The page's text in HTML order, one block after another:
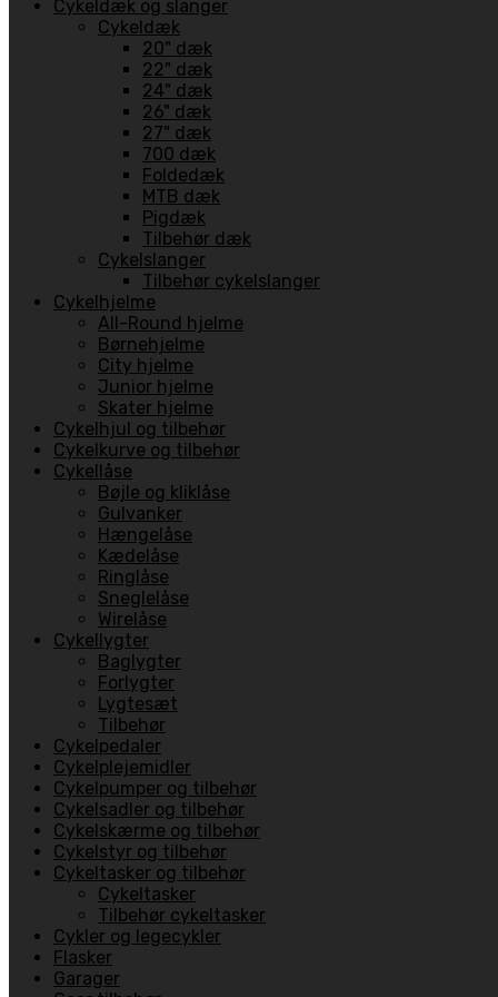
Cykeldæk og slanger
Cykeldæk
20" dæk
22" dæk
24" dæk
26" dæk
27" dæk
700 dæk
Foldedæk
MTB dæk
Pigdæk
Tilbehør dæk
Cykelslanger
Tilbehør cykelslanger
Cykelhjelme
All-Round hjelme
Børnehjelme
City hjelme
Junior hjelme
Skater hjelme
Cykelhjul og tilbehør
Cykelkurve og tilbehør
Cykellåse
Bøjle og kliklåse
Gulvanker
Hængelåse
Kædelåse
Ringlåse
Sneglelåse
Wirelåse
Cykellygter
Baglygter
Forlygter
Lygtesæt
Tilbehør
Cykelpedaler
Cykelplejemidler
Cykelpumper og tilbehør
Cykelsadler og tilbehør
Cykelskærme og tilbehør
Cykelstyr og tilbehør
Cykeltasker og tilbehør
Cykeltasker
Tilbehør cykeltasker
Cykler og legecykler
Flasker
Garager